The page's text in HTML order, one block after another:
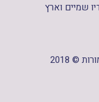
שמיים וארץ
© 2018